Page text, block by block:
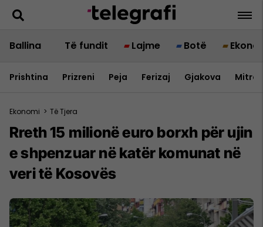
Ballina Të fundit Lajme Botë
Prishtina Prizreni Peja Ferizaj Gjakova
Ekonomi > Të Tjera
Rreth 15 milionë euro borxh për ujin
e shpenzuar në katër komunat në
veri të Kosovës